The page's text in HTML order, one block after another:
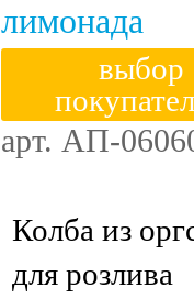
лимонада
выбор
арт. АП-
Колба из
для розлива